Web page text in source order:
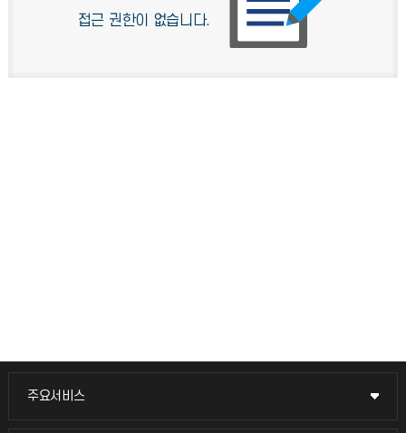
접근 권한이 없습니다.
주요서비스
주요서비스